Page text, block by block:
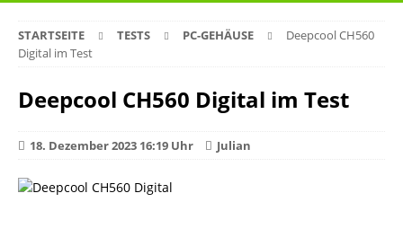
STARTSEITE TESTS PC-GEHÄUSE
Deepcool CH560
Digital im Test
Deepcool CH560 Digital im Test
18. Dezember 2023 16:19 Uhr Julian